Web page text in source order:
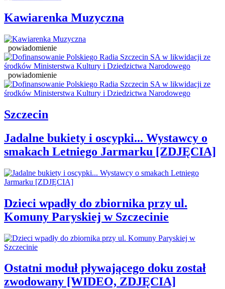
Kawiarenka Muzyczna
powiadomienie
powiadomienie
Szczecin
Jadalne bukiety i oscypki... Wystawcy o
smakach Letniego Jarmarku [ZDJĘCIA]
Dzieci wpadły do zbiornika przy ul.
Komuny Paryskiej w Szczecinie
Ostatni moduł pływającego doku został
zwodowany [WIDEO, ZDJĘCIA]